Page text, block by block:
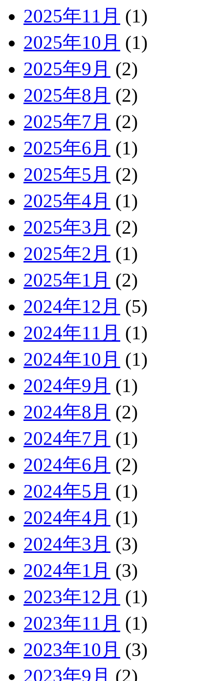
2025年11月 (1)
2025年10月 (1)
2025年9月 (2)
2025年8月 (2)
2025年7月 (2)
2025年6月 (1)
2025年5月 (2)
2025年4月 (1)
2025年3月 (2)
2025年2月 (1)
2025年1月 (2)
2024年12月 (5)
2024年11月 (1)
2024年10月 (1)
2024年9月 (1)
2024年8月 (2)
2024年7月 (1)
2024年6月 (2)
2024年5月 (1)
2024年4月 (1)
2024年3月 (3)
2024年1月 (3)
2023年12月 (1)
2023年11月 (1)
2023年10月 (3)
2023年9月 (2)